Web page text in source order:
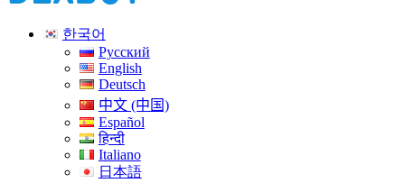
한국어
Русский
English
Deutsch
中文 (中国)
Español
हिन्दी
Italiano
日本語